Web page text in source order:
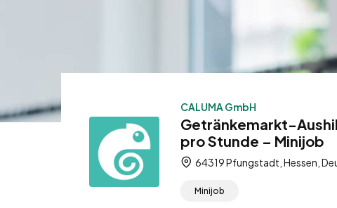
CALUMA GmbH
Getränkemarkt-
pro Stunde – Minijob
64319 Pfungstadt, Hessen,
Minijob